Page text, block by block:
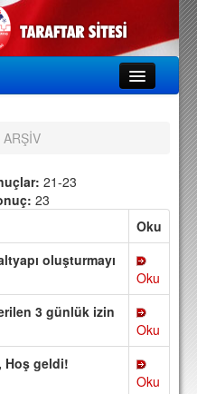
ARŞİV
21-23
23
Oku
oluşturmayı
Oku
3 günlük izin
Oku
Hoş geldi!
Oku